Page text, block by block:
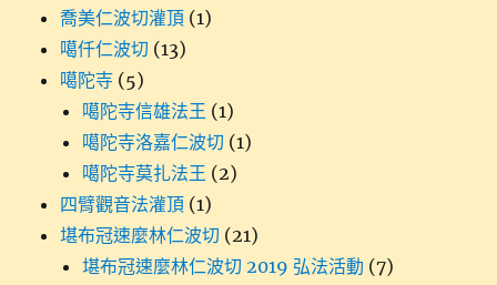
喬美仁波切灌頂 (1)
噶仟仁波切 (13)
噶陀寺 (5)
噶陀寺信雄法王 (1)
噶陀寺洛嘉仁波切 (1)
噶陀寺莫扎法王 (2)
四臂觀音法灌頂 (1)
堪布冠速麼林仁波切 (21)
堪布冠速麼林仁波切 2019 弘法活動 (7)